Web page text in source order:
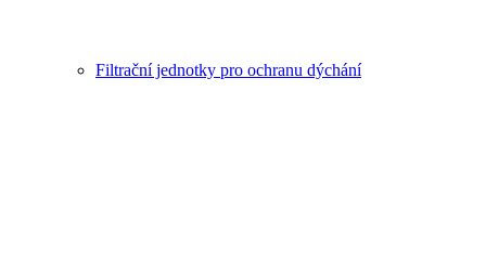
Filtrační jednotky pro ochranu dýchání